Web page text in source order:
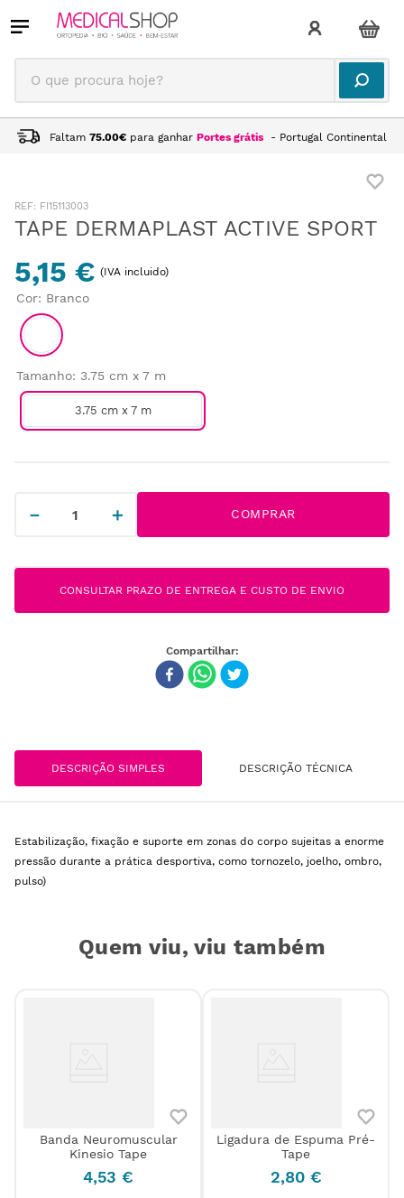
O que procura hoje?
Faltam 75.00€ para ganhar Portes grátis - Portugal Continental
: FI15113003
TAPE DERMAPLAST ACTIVE SPORT
5,15 € (IVA incluido)
Cor: Branco
Tamanho: 3.75 cm x 7 m
3.75 cm x 7 m
＋
－ COMPRAR
CONSULTAR PRAZO DE ENTREGA E CUSTO DE ENVIO
DESCRIÇÃO SIMPLES DESCRIÇÃO TÉCNICA
Estabilização, fixação e suporte em zonas do corpo sujeitas a enorme
pressão durante a prática desportiva, como tornozelo, joelho, ombro,
pulso)
Quem viu, viu também
Banda Neuromuscular
Kinesio Tape
4,53 €
Ligadura de Espuma Pré-
Tape
2,80 €